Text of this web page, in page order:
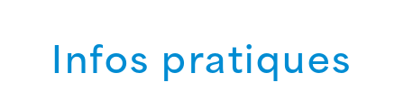
Infos pratiques